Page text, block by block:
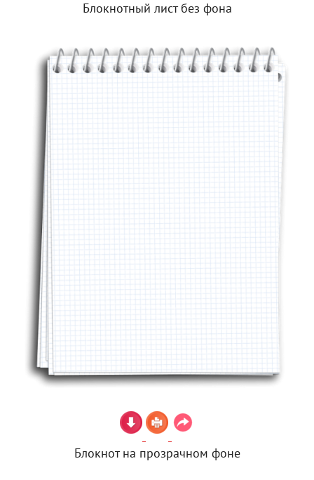
Блокнотный лист без фона
Блокнот на прозрачном фоне